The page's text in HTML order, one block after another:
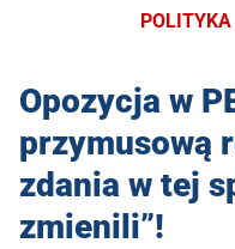
POLITYKA
Opozycja w
przymusową
zdania w tej
zmienili”!